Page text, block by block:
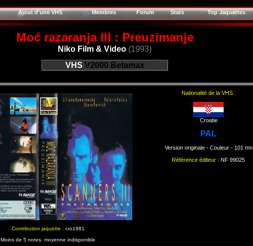
Ajout d'une VHS Membres Forum Stats Top Jaquettes
Moć razaranja III : Preuzimanje
Niko Film & Video (1993)
VHS V2000 Betamax
Contribution jaquette : cro1981
Moins de 5 notes, moyenne indisponible
Nationalité de la VHS :
Croatie
PAL
Version originale- Couleur- 101 mn
Référence éditeur : NF 99025